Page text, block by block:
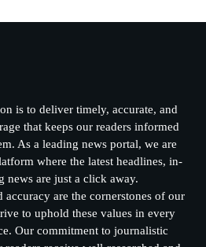
is to deliver timely, accurate, and
that keeps our readers informed
As a leading news portal, we are
where the latest headlines, in-
news are just a click away.
accuracy are the cornerstones of our
to uphold these values in every
Our commitment to journalistic